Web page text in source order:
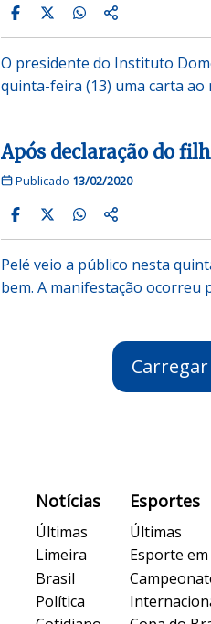
O presidente do Instituto
quinta-feira (13) uma carta ao
Após declaração do
Publicado 13/02/2020
Pelé veio a público nesta
bem. A manifestação ocorreu
Carregar
Notícias
Últimas
Limeira
Brasil
Política
Esportes
Últimas
Esporte